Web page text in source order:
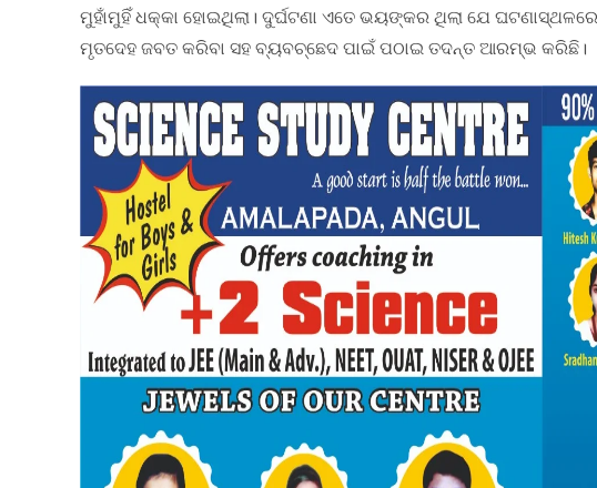
ମୁହାଁମୁହିଁ ଧକ୍କା ହୋଇଥିଲା। ଦୁର୍ଘଟଣା ଏତେ ଭୟଙ୍କର ଥିଲା ଯେ
ମୃତଦେହ ଜବତ କରିବା ସହ ବ୍ୟବଚ୍ଛେଦ ପାଇଁ ପଠାଇ ତଦନ୍ତ ଆରମ୍ଭ କରିଛି।